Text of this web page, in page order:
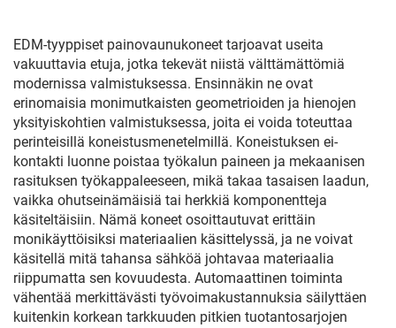
EDM-tyyppiset painovaunukoneet tarjoavat useita
vakuuttavia etuja, jotka tekevät niistä välttämättömiä
modernissa valmistuksessa. Ensinnäkin ne ovat
erinomaisia monimutkaisten geometrioiden ja hienojen
yksityiskohtien valmistuksessa, joita ei voida toteuttaa
perinteisillä koneistusmenetelmillä. Koneistuksen ei-
kontakti luonne poistaa työkalun paineen ja mekaanisen
rasituksen työkappaleeseen, mikä takaa tasaisen laadun,
vaikka ohutseinämäisiä tai herkkiä komponentteja
käsiteltäisiin. Nämä koneet osoittautuvat erittäin
monikäyttöisiksi materiaalien käsittelyssä, ja ne voivat
käsitellä mitä tahansa sähköä johtavaa materiaalia
riippumatta sen kovuudesta. Automaattinen toiminta
vähentää merkittävästi työvoimakustannuksia säilyttäen
kuitenkin korkean tarkkuuden pitkien tuotantosarjojen